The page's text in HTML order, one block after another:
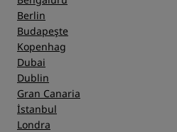
Berlin
Budapeşte
Kopenhag
Dubai
Dublin
Gran Canaria
İstanbul
Londra